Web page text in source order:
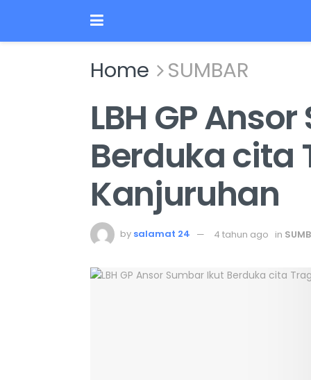
Home SUMBAR
LBH GP
Berduka cita
Kanjuruhan
by salamat 24 4 tahun ago in